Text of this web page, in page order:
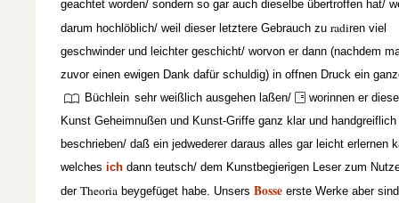
geachtet worden/ sondern so gar auch dieselbe übertroffen hat/
darum hochlöblich/ weil dieser letztere Gebrauch zu radiren viel
geschwinder und leichter geschicht/ worvon er dann (nachdem
zuvor einen ewigen Dank dafür schuldig) in offnen Druck ein
Büchlein sehr weißlich ausgehen laßen/
worinnen er
Kunst Geheimnußen und Kunst-Griffe ganz klar und handgreiflich
beschrieben/ daß ein jedwederer daraus alles gar leicht erlernen
welches ich dann teutsch/ dem Kunstbegierigen Leser zum
der Theoria beygefüget habe. Unsers Bosse erste Werke aber sind